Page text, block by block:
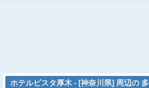
ホテルビスタ厚木 - [神奈川県] 周辺の